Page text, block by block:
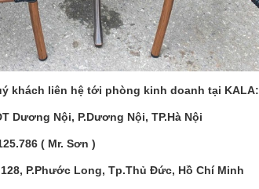
khách liên hệ tới phòng kinh doanh tại KALA:
Dương Nội, P.Dương Nội, TP.Hà Nội
( Mr. Sơn )
P.Phước Long, Tp.Thủ Đức, Hồ Chí Minh